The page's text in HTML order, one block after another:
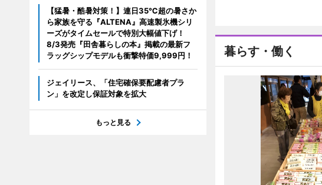
暮らす・働く
【猛暑・酷暑対策！】連日35℃超の暑さか
ら家族を守る『ALTENA』高速製氷機シリ
ーズがタイムセールで特別大幅値下げ！
8/3発売『田舎暮らしの本』掲載の最新フ
ラッグシップモデルも衝撃特価9,999円！
ジェイリース、「住宅確保要配慮者プラ
ン」を改定し保証対象を拡大
もっと見る